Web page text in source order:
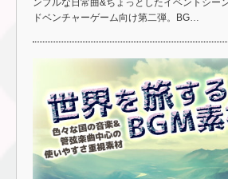
ドベンチャーゲーム向け第二弾。BG…